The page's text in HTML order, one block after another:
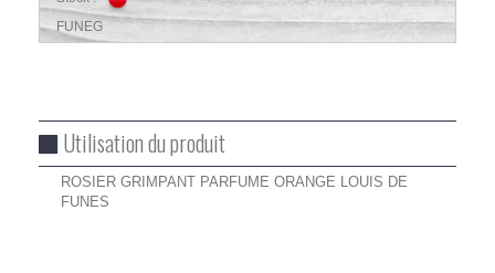
FUNEG
Utilisation du produit
ROSIER GRIMPANT PARFUME ORANGE LOUIS DE
FUNES